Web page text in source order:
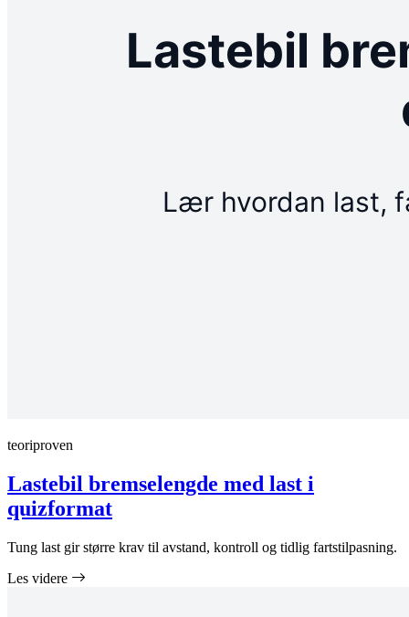
teoriproven
Lastebil bremselengde med last i
quizformat
Tung last gir større krav til avstand, kontroll og tidlig fartstilpasning.
Les videre